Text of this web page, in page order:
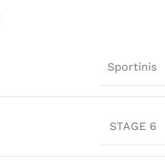
Sportinis
STAGE 6